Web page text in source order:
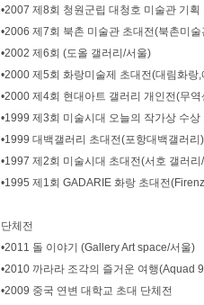
•2007 제8회 청원군립 대청호 미술관 기획
•2006 제7회 북촌 미술관 초대전(북촌미술
•2002 제6회 (도올 갤러리/서울)
•2000 제5회 화랑미술제 초대전(대림화랑
•2000 제4회 현대아트 갤러리 개인전(무
•1999 제3회 미술시대 오늘의 작가상 수
•1999 대백갤러리 초대전(포항대백갤러리)
•1997 제2회 미술시대 초대전(서호 갤러리
•1995 제1회 GADARIE 화랑 초대전
단체전
•2011 돌 이야기 (Gallery Art space/서울)
•2010 까라라 조각의 즐거운 여행(Aquad
•2009 중국 연변 대학교 초대 단체전